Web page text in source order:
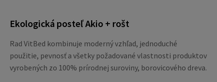
Ekologická posteľ Akio + rošt
Rad VitBed kombinuje moderný vzhľad, jednoduché
použitie, pevnosť a všetky požadované vlastnosti produktov
vyrobených zo 100% prírodnej suroviny, borovicového dreva.